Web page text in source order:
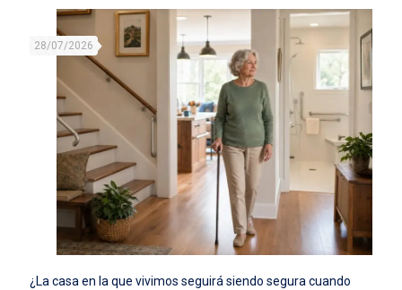
28/07/2026
¿La casa en la que vivimos seguirá siendo segura cuando